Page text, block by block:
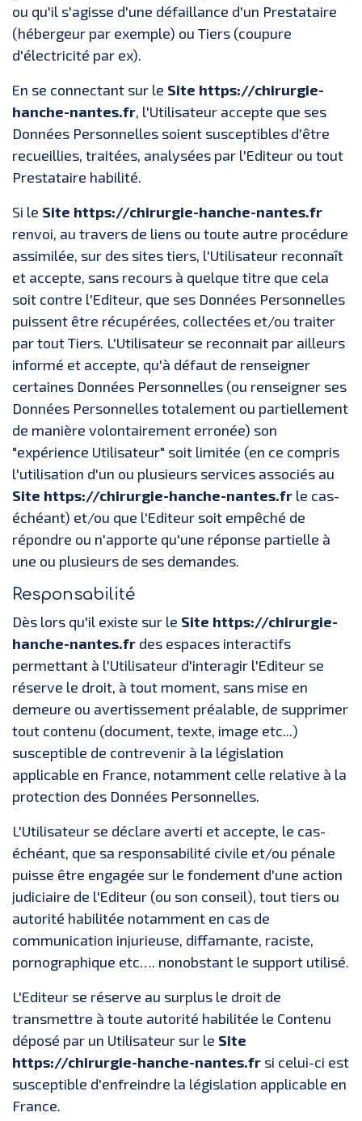
ou qu'il s'agisse d'une défaillance d'un Prestataire
(hébergeur par exemple) ou Tiers (coupure
d'électricité par ex).
En se connectant sur le Site https://chirurgie-
hanche-nantes.fr, l'Utilisateur accepte que ses
Données Personnelles soient susceptibles d'être
recueillies, traitées, analysées par l'Editeur ou tout
Prestataire habilité.
Si le Site https://chirurgie-hanche-nantes.fr
renvoi, au travers de liens ou toute autre procédure
assimilée, sur des sites tiers, l'Utilisateur reconnaît
et accepte, sans recours à quelque titre que cela
soit contre l'Editeur, que ses Données Personnelles
puissent être récupérées, collectées et/ou traiter
par tout Tiers. L'Utilisateur se reconnait par ailleurs
informé et accepte, qu'à défaut de renseigner
certaines Données Personnelles (ou renseigner ses
Données Personnelles totalement ou partiellement
de manière volontairement erronée) son
"expérience Utilisateur" soit limitée (en ce compris
l'utilisation d'un ou plusieurs services associés au
Site https://chirurgie-hanche-nantes.fr le cas-
échéant) et/ou que l'Editeur soit empêché de
répondre ou n'apporte qu'une réponse partielle à
une ou plusieurs de ses demandes.
Responsabilité
Dès lors qu'il existe sur le Site https://chirurgie-
hanche-nantes.fr des espaces interactifs
permettant à l'Utilisateur d'interagir l'Editeur se
réserve le droit, à tout moment, sans mise en
demeure ou avertissement préalable, de supprimer
tout contenu (document, texte, image etc...)
susceptible de contrevenir à la législation
applicable en France, notamment celle relative à la
protection des Données Personnelles.
L'Utilisateur se déclare averti et accepte, le cas-
échéant, que sa responsabilité civile et/ou pénale
puisse être engagée sur le fondement d'une action
judiciaire de l'Editeur (ou son conseil), tout tiers ou
autorité habilitée notamment en cas de
communication injurieuse, diffamante, raciste,
pornographique etc…. nonobstant le support utilisé.
L'Editeur se réserve au surplus le droit de
transmettre à toute autorité habilitée le Contenu
déposé par un Utilisateur sur le Site
https://chirurgie-hanche-nantes.fr si celui-ci est
susceptible d'enfreindre la législation applicable en
France.